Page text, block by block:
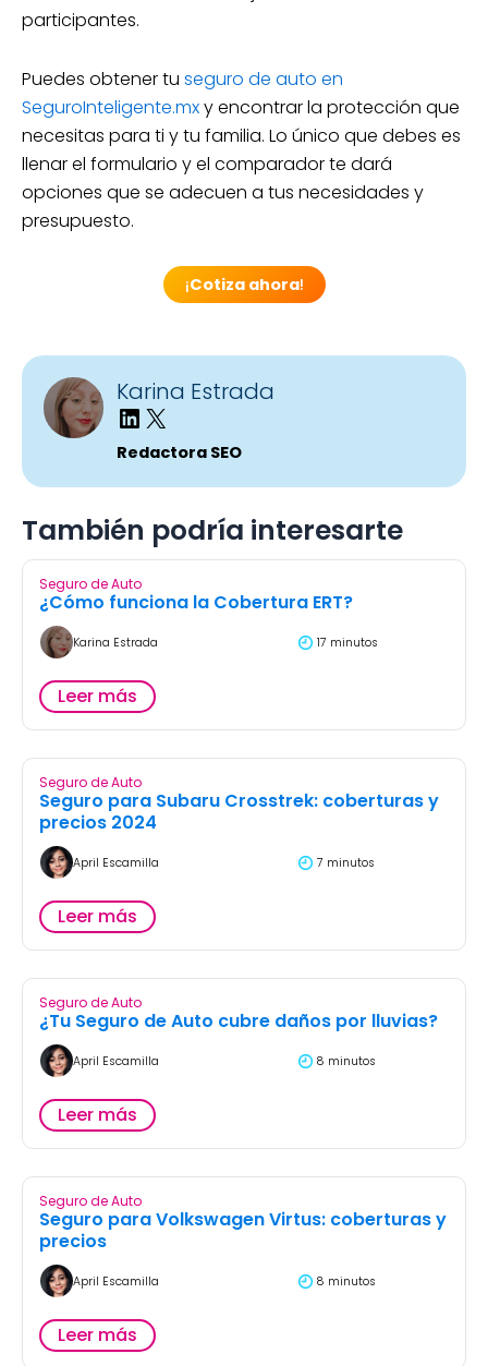
participantes.
Puedes obtener tu seguro de auto en
SeguroInteligente.mxy encontrar la protección que
necesitas para ti y tu familia. Lo único que debes es
llenar el formulario y el comparador te dará
opciones que se adecuen a tus necesidades y
presupuesto.
¡Cotiza ahora!
Karina Estrada
Redactora SEO
También podría interesarte
Seguro de Auto
¿Cómo funciona la Cobertura ERT?
Karina Estrada 17 minutos
Leer más
Seguro de Auto
Seguro para Subaru Crosstrek: coberturas y
precios 2024
April Escamilla 7 minutos
Leer más
Seguro de Auto
¿Tu Seguro de Auto cubre daños por lluvias?
April Escamilla 8 minutos
Leer más
Seguro de Auto
Seguro para Volkswagen Virtus: coberturas y
precios
April Escamilla 8 minutos
Leer más